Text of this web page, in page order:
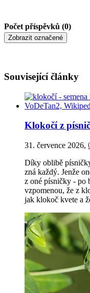
Počet příspěvků (0)
Související články
Klokočí z
31. července 2026,
Díky oblibě
zná každý. Jenže
z oné písničky - po
vzpomenou, že z
jak klokoč kvete a